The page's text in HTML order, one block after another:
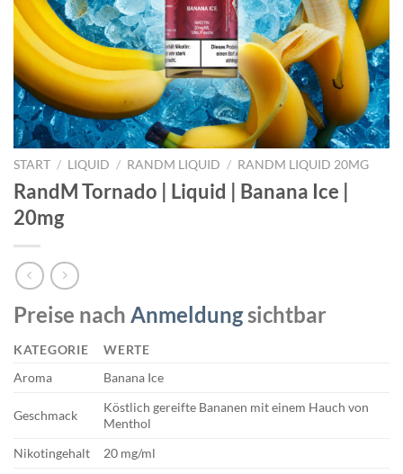
START / LIQUID / RANDM LIQUID / RANDM LIQUID 20MG
RandM Tornado | Liquid | Banana Ice |
20mg
Preise nach Anmeldungsichtbar
KATEGORIE
WERTE
Aroma
Banana Ice
Geschmack
Köstlich gereifte Bananen mit einem Hauch von
Menthol
Nikotingehalt
20 mg/ml